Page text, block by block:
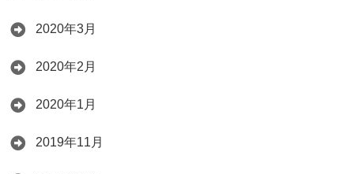
2020年3月
2020年2月
2020年1月
2019年11月